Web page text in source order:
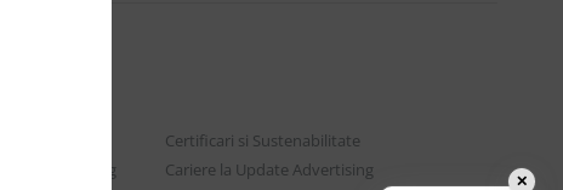
Advertising
Certificari si Sustenabilitate
Cariere la Update Advertising
✕